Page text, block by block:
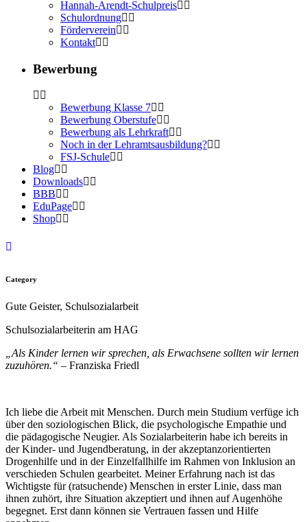
Hannah-Arendt-Schulpreis
Schulordnung
Förderverein
Kontakt
Bewerbung
Bewerbung Klasse 7
Bewerbung Oberstufe
Bewerbung als Lehrkraft
Noch in der Lehramtsausbildung?
FSJ-Schule
Blog
Downloads
BBB
EduPage
Shop
Category
Gute Geister, Schulsozialarbeit
Schulsozialarbeiterin am HAG
„Als Kinder lernen wir sprechen, als Erwachsene sollten wir lernen
zuzuhören.“ – Franziska Friedl
Ich liebe die Arbeit mit Menschen. Durch mein Studium verfüge ich
über den soziologischen Blick, die psychologische Empathie und
die pädagogische Neugier. Als Sozialarbeiterin habe ich bereits in
der Kinder- und Jugendberatung, in der akzeptanzorientierten
Drogenhilfe und in der Einzelfallhilfe im Rahmen von Inklusion an
verschieden Schulen gearbeitet. Meiner Erfahrung nach ist das
Wichtigste für (ratsuchende) Menschen in erster Linie, dass man
ihnen zuhört, ihre Situation akzeptiert und ihnen auf Augenhöhe
begegnet. Erst dann können sie Vertrauen fassen und Hilfe